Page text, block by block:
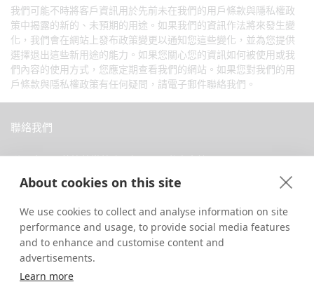
About cookies on this site
We use cookies to collect and analyse information on site
performance and usage, to provide social media features
and to enhance and customise content and
advertisements.
Learn more
我們可能不時將客戶資訊用於先前未在我們的用戶條款與隱私權政
策中揭露的新的、未預期的用途。如果我們的資訊作法將來發生變
化，我們會在網站上發布政策變更以通知您這些變化，並為您提供
選擇退出這些新用途的能力。如果您關心您的資訊如何被使用或我
們內容的使用方式，您應定期查看我們的網站。如果您對我們的用
戶條款與隱私權政策有任何疑問，請電子郵件聯絡我們。
聯絡我們
中國西藏拉薩當惹路8號 Dava 私人會館
+86 18583346229
inquiry@greattibettour.com
跟我們連絡